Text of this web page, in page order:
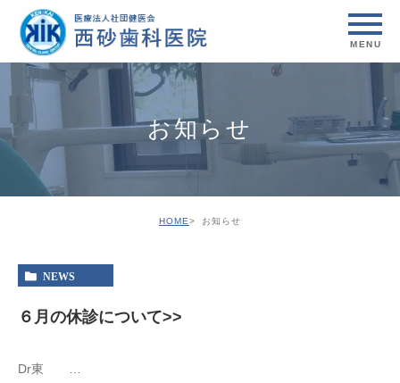
お知らせ
HOME お知らせ
NEWS
６月の休診について>>
Dr東 …